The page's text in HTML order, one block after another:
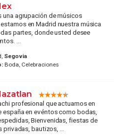
una agrupación de músicos
en Madrid nuestra música
partes, donde usted desee
...
Segovia
Boda, Celebraciones
profesional que actuamos en
en evéntos como bodas,
Bienvenidas, fiestas de
bautizos, ...